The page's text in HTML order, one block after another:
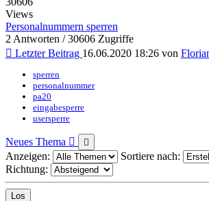
Views
Personalnummern sperren
2 Antworten / 30606 Zugriffe
Letzter Beitrag 16.06.2020 18:26 von
sperren
personalnummer
pa20
eingabesperre
usersperre
Neues Thema
Anzeigen:
Sortiere nach:
Richtung: